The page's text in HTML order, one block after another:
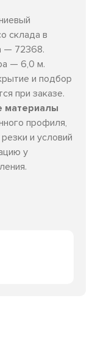
склада в
— 72368.
— 6,0 м.
и подбор
при заказе.
материалы
профиля,
и условий
у